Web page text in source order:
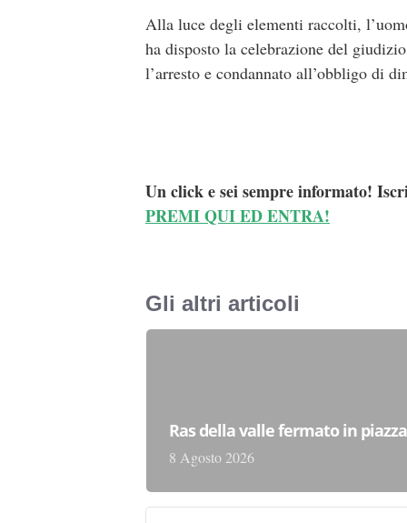
Alla luce degli elementi raccolti,
ha disposto la celebrazione del
l’arresto e condannato all’obbligo di
Un click e sei sempre informato!
PREMI QUI ED ENTRA!
Gli altri articoli
Ras della valle fermato in
8 Agosto 2026